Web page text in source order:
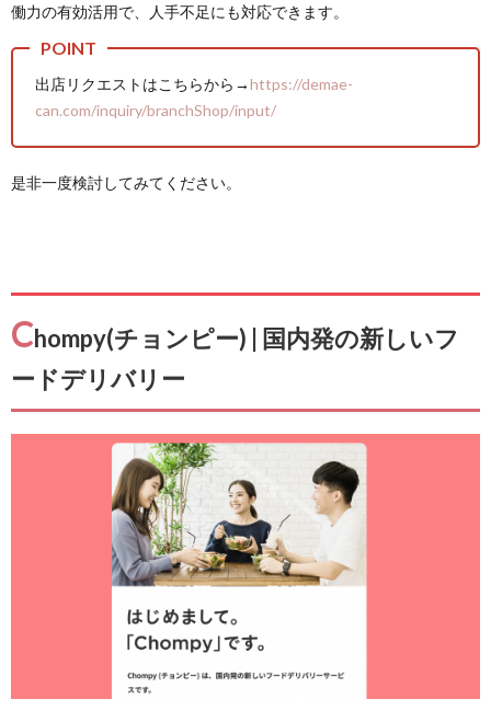
働力の有効活用で、人手不足にも対応できます。
出店リクエストはこちらから→https://demae-
can.com/inquiry/branchShop/input/
是非一度検討してみてください。
Chompy(チョンピー) | 国内発の新しいフ
ードデリバリー